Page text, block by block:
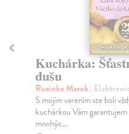
Kuchárka:
dušu
Rusinko Marek|
S mojím varením ste boli
kuchárkou Vám
mnohýc...